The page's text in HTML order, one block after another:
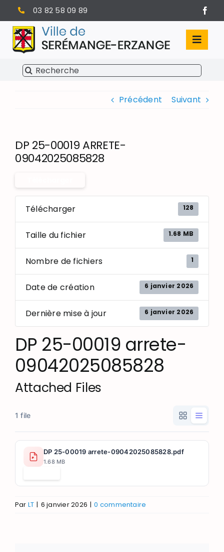
Passer
au
contenu
03 82 58 09 89
SÉRÉMANGE-ERZANGE
INFOS PRATIQUES
Rechercher:
Précédent Suivant
DP 25-00019 ARRETE-
09042025085828
Télécharger 128
Taille du fichier 1.68 MB
Nombre de fichiers 1
Date de création 6 janvier 2026
Dernière mise à jour 6 janvier 2026
DP 25-00019 arrete-
09042025085828
Attached Files
1 file
DP 25-00019 arrete-09042025085828.pdf
1.68 MB
Par LT | 6 janvier 2026 | 0 commentaire